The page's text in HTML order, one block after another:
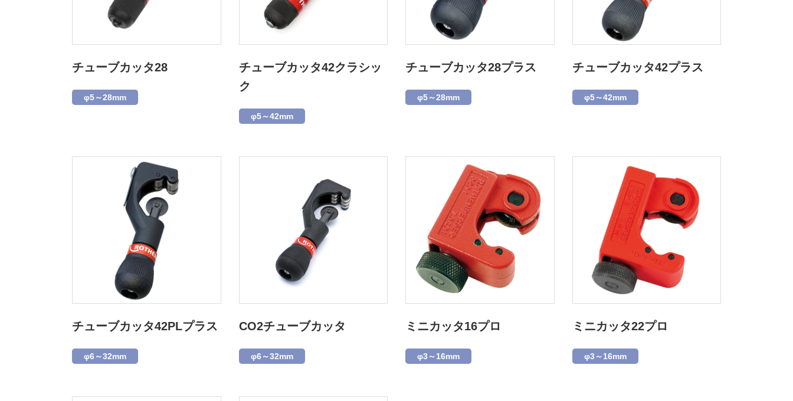
チューブカッタ28
φ5～28mm
チューブカッタ42クラシッ
ク
φ5～42mm
チューブカッタ28プラス
φ5～28mm
チューブカッタ42プラス
φ5～42mm
チューブカッタ42PLプラス
φ6～32mm
CO2チューブカッタ
φ6～32mm
ミニカッタ16プロ
φ3～16mm
ミニカッタ22プロ
φ3～16mm